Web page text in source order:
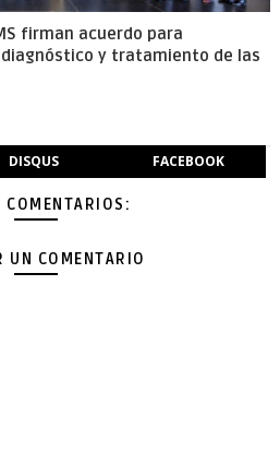
firman acuerdo para
y tratamiento de las
DISQUS FACEBOOK
COMENTARIOS:
UN COMENTARIO